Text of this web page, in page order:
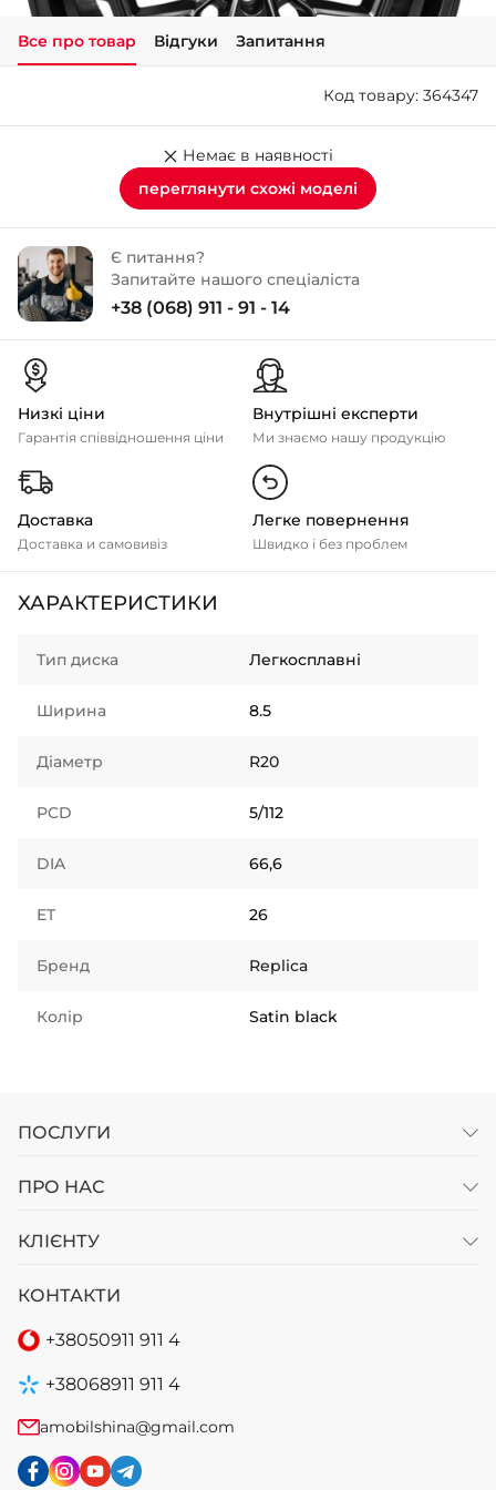
+38 (050)-911-911-2
+38 (099)-643-33-77
+38 (068)-923-74-19
- Калинова
Все про товар Відгуки Запитання
Код товару: 364347
Немає в наявності
переглянути схожі моделі
Є питання?
Запитайте нашого спеціаліста
+38 (068) 911 - 91 - 14
Низкі ціни
Гарантія співвідношення ціни
Внутрішні експерти
Ми знаємо нашу продукцію
Доставка
Доставка и самовивіз
Легке повернення
Швидко і без проблем
ХАРАКТЕРИСТИКИ
Тип диска Легкосплавні
Ширина 8.5
Діаметр R20
PCD 5/112
DIA 66,6
ET 26
Бренд Replica
Колір Satin black
ПОСЛУГИ
ПРО НАС
КЛІЄНТУ
КОНТАКТИ
+38050911 911 4
+38068911 911 4
amobilshina@gmail.com